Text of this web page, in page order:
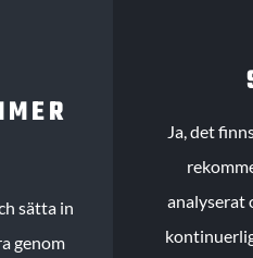
sätta in
genom
Ja, det
analyserat